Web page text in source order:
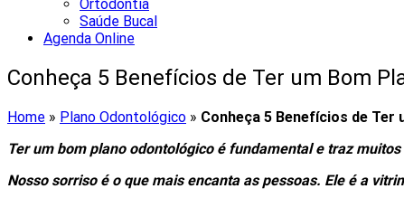
Ortodontia
Saúde Bucal
Agenda Online
Conheça 5 Benefícios de Ter um Bom
Home » Plano Odontológico » Conheça 5 Benefícios de Ter
Ter um bom plano odontológico é fundamental e traz
Nosso sorriso é o que mais encanta as pessoas. Ele é a